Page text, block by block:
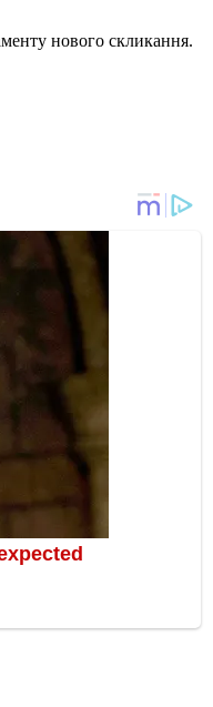
нового скликання.